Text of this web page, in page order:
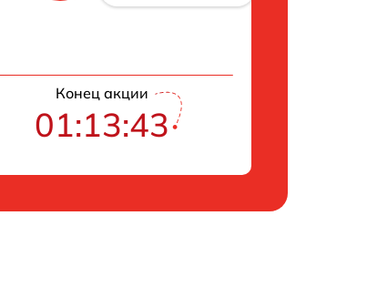
Конец акции
01:13:42